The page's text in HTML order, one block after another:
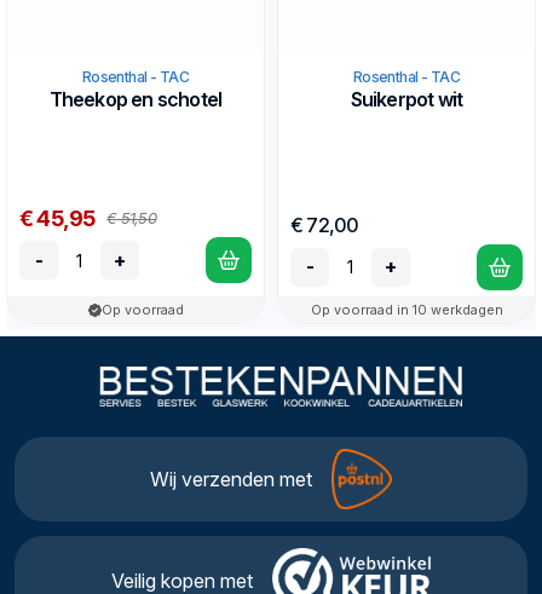
Rosenthal - TAC
Theekop en schotel
€ 45,95 € 51,50
- +
Op voorraad
Rosenthal - TAC
Suikerpot wit
€ 72,00
-
+
Op voorraad in 10 werkdagen
Wij verzenden met
Veilig kopen met